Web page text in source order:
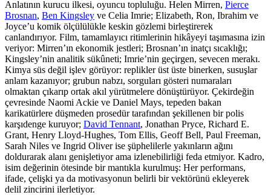
Anlatının kurucu ilkesi, oyuncu topluluğu. Helen Mirren, Pierce
Brosnan, Ben Kingsley ve Celia Imrie; Elizabeth, Ron, Ibrahim ve
Joyce’u komik ölçülülükle keskin gözlemi birleştirerek
canlandırıyor. Film, tamamlayıcı ritimlerinin hikâyeyi taşımasına izin
veriyor: Mirren’ın ekonomik jestleri; Brosnan’ın inatçı sıcaklığı;
Kingsley’nin analitik sükûneti; Imrie’nin geçirgen, sevecen merakı.
Kimya süs değil işlev görüyor: replikler üst üste binerken, susuşlar
anlam kazanıyor; grubun nabzı, sorguları gösteri numaraları
olmaktan çıkarıp ortak akıl yürütmelere dönüştürüyor. Çekirdeğin
çevresinde Naomi Ackie ve Daniel Mays, tepeden bakan
karikatürlere düşmeden prosedür tarafından şekillenen bir polis
karşıdenge kuruyor; David Tennant, Jonathan Pryce, Richard E.
Grant, Henry Lloyd-Hughes, Tom Ellis, Geoff Bell, Paul Freeman,
Sarah Niles ve Ingrid Oliver ise şüphelilerle yakınların ağını
doldurarak alanı genişletiyor ama izlenebilirliği feda etmiyor. Kadro,
isim değerinin ötesinde bir mantıkla kurulmuş: Her performans,
ifade, çelişki ya da motivasyonun belirli bir vektörünü ekleyerek
delil zincirini ilerletiyor.